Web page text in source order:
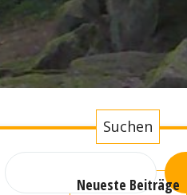
Suchen
Neueste Beiträge